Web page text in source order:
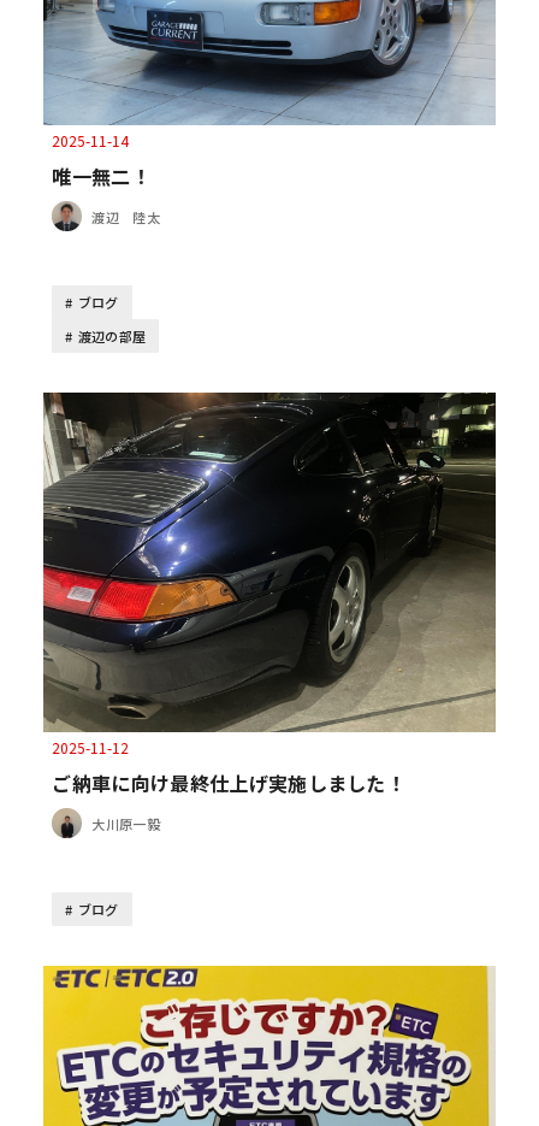
2025-11-14
唯一無二！
渡辺 陸太
ブログ
渡辺の部屋
2025-11-12
ご納車に向け最終仕上げ実施しました！
大川原一毅
ブログ